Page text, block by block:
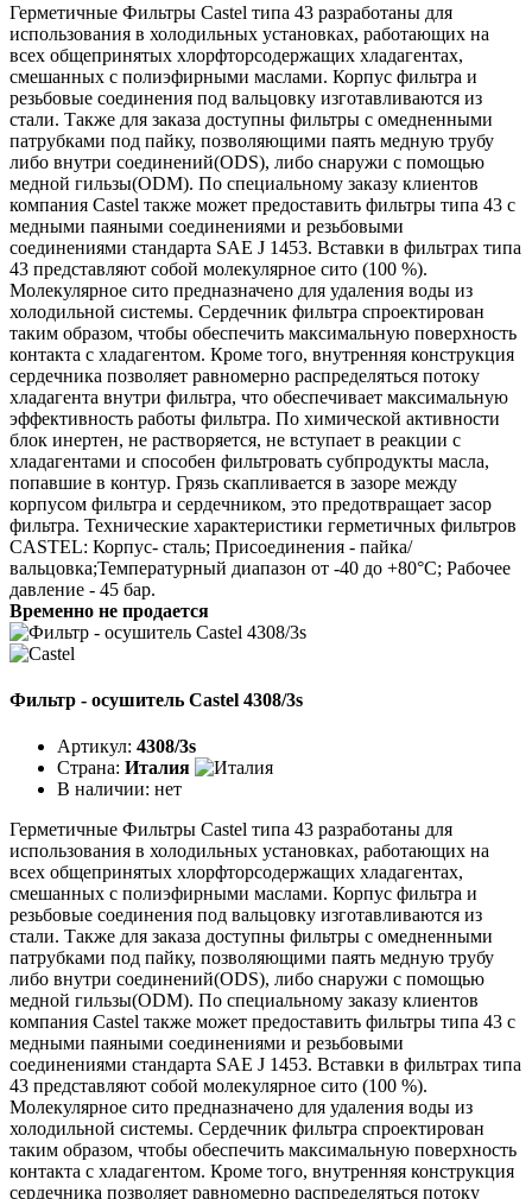
Герметичные Фильтры Castel типа 43 разработаны для
использования в холодильных установках, работающих на
всех общепринятых хлорфторсодержащих хладагентах,
смешанных с полиэфирными маслами. Корпус фильтра и
резьбовые соединения под вальцовку изготавливаются из
стали. Также для заказа доступны фильтры с омедненными
патрубками под пайку, позволяющими паять медную трубу
либо внутри соединений(ODS), либо снаружи с помощью
медной гильзы(ODM). По специальному заказу клиентов
компания Castel также может предоставить фильтры типа 43 с
медными паяными соединениями и резьбовыми
соединениями стандарта SAE J 1453. Вставки в фильтрах типа
43 представляют собой молекулярное сито (100 %).
Молекулярное сито предназначено для удаления воды из
холодильной системы. Сердечник фильтра спроектирован
таким образом, чтобы обеспечить максимальную поверхность
контакта с хладагентом. Кроме того, внутренняя конструкция
сердечника позволяет равномерно распределяться потоку
хладагента внутри фильтра, что обеспечивает максимальную
эффективность работы фильтра. По химической активности
блок инертен, не растворяется, не вступает в реакции с
хладагентами и способен фильтровать субпродукты масла,
попавшие в контур. Грязь скапливается в зазоре между
корпусом фильтра и сердечником, это предотвращает засор
фильтра. Технические характеристики герметичных фильтров
CASTEL: Корпус- сталь; Присоединения - пайка/
вальцовка;Температурный диапазон от -40 до +80°C; Рабочее
давление - 45 бар.
Временно не продается
Фильтр - осушитель Castel 4308/3s
Артикул: 4308/3s
Страна: Италия
В наличии: нет
Герметичные Фильтры Castel типа 43 разработаны для
использования в холодильных установках, работающих на
всех общепринятых хлорфторсодержащих хладагентах,
смешанных с полиэфирными маслами. Корпус фильтра и
резьбовые соединения под вальцовку изготавливаются из
стали. Также для заказа доступны фильтры с омедненными
патрубками под пайку, позволяющими паять медную трубу
либо внутри соединений(ODS), либо снаружи с помощью
медной гильзы(ODM). По специальному заказу клиентов
компания Castel также может предоставить фильтры типа 43 с
медными паяными соединениями и резьбовыми
соединениями стандарта SAE J 1453. Вставки в фильтрах типа
43 представляют собой молекулярное сито (100 %).
Молекулярное сито предназначено для удаления воды из
холодильной системы. Сердечник фильтра спроектирован
таким образом, чтобы обеспечить максимальную поверхность
контакта с хладагентом. Кроме того, внутренняя конструкция
сердечника позволяет равномерно распределяться потоку